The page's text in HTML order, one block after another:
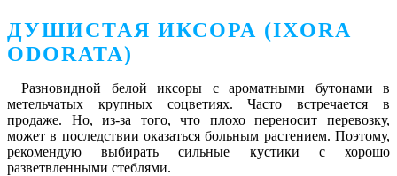
ДУШИСТАЯ ИКСОРА (IXORA
ODORATA)
Разновидной белой иксоры с ароматными бутонами в
метельчатых крупных соцветиях. Часто встречается в
продаже. Но, из-за того, что плохо переносит перевозку,
может в последствии оказаться больным растением. Поэтому,
рекомендую выбирать сильные кустики с хорошо
разветвленными стеблями.